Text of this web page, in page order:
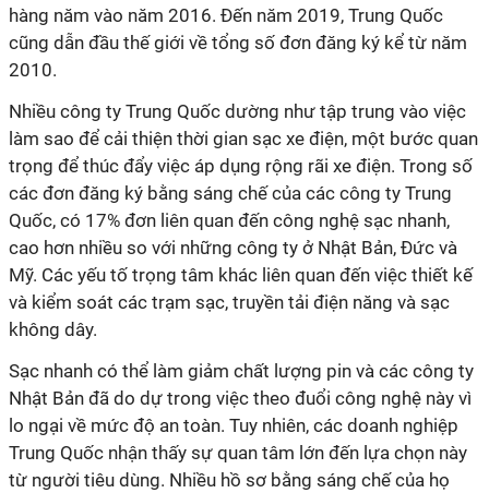
hàng năm vào năm 2016. Đến năm 2019, Trung Quốc
cũng dẫn đầu thế giới về tổng số đơn đăng ký kể từ năm
2010.
Nhiều công ty Trung Quốc dường như tập trung vào việc
làm sao để cải thiện thời gian sạc xe điện, một bước quan
trọng để thúc đẩy việc áp dụng rộng rãi xe điện. Trong số
các đơn đăng ký bằng sáng chế của các công ty Trung
Quốc, có 17% đơn liên quan đến công nghệ sạc nhanh,
cao hơn nhiều so với những công ty ở Nhật Bản, Đức và
Mỹ. Các yếu tố trọng tâm khác liên quan đến việc thiết kế
và kiểm soát các trạm sạc, truyền tải điện năng và sạc
không dây.
Sạc nhanh có thể làm giảm chất lượng pin và các công ty
Nhật Bản đã do dự trong việc theo đuổi công nghệ này vì
lo ngại về mức độ an toàn. Tuy nhiên, các doanh nghiệp
Trung Quốc nhận thấy sự quan tâm lớn đến lựa chọn này
từ người tiêu dùng. Nhiều hồ sơ bằng sáng chế của họ